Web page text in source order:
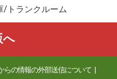
/トランクルーム
へ
らの情報の外部送信について